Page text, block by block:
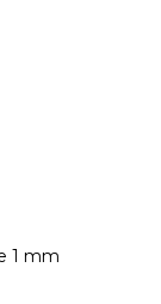
1 mm